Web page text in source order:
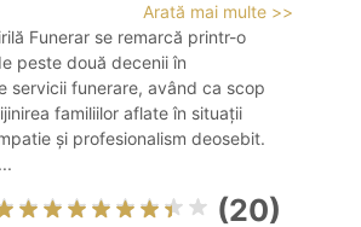
Arată mai multe >>
Funerar se remarcă printr-o
peste două decenii în
servicii funerare, având ca scop
familiilor aflate în situații
și profesionalism deosebit.
(20)